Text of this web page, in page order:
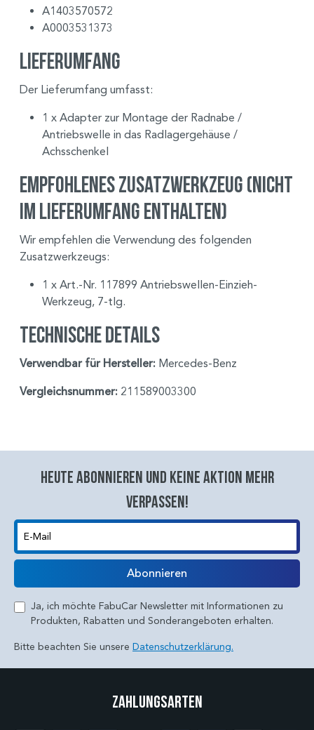
A1403570572
A0003531373
Lieferumfang
Der Lieferumfang umfasst:
1 x Adapter zur Montage der Radnabe /
Antriebswelle in das Radlagergehäuse /
Achsschenkel
Empfohlenes Zusatzwerkzeug (nicht
im Lieferumfang enthalten)
Wir empfehlen die Verwendung des folgenden
Zusatzwerkzeugs:
1 x Art.-Nr. 117899 Antriebswellen-Einzieh-
Werkzeug, 7-tlg.
Technische Details
Verwendbar für Hersteller: Mercedes-Benz
Vergleichsnummer: 211589003300
Heute abonnieren und keine aktion mehr
verpassen!
E-Mail
Abonnieren
Ja, ich möchte FabuCar Newsletter mit Informationen zu
Produkten, Rabatten und Sonderangeboten erhalten.
Bitte beachten Sie unsere Datenschutzerklärung.
Zahlungsarten